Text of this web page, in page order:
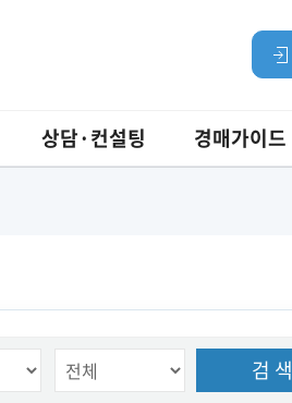
상담·컨설팅 경매가이드
검 색